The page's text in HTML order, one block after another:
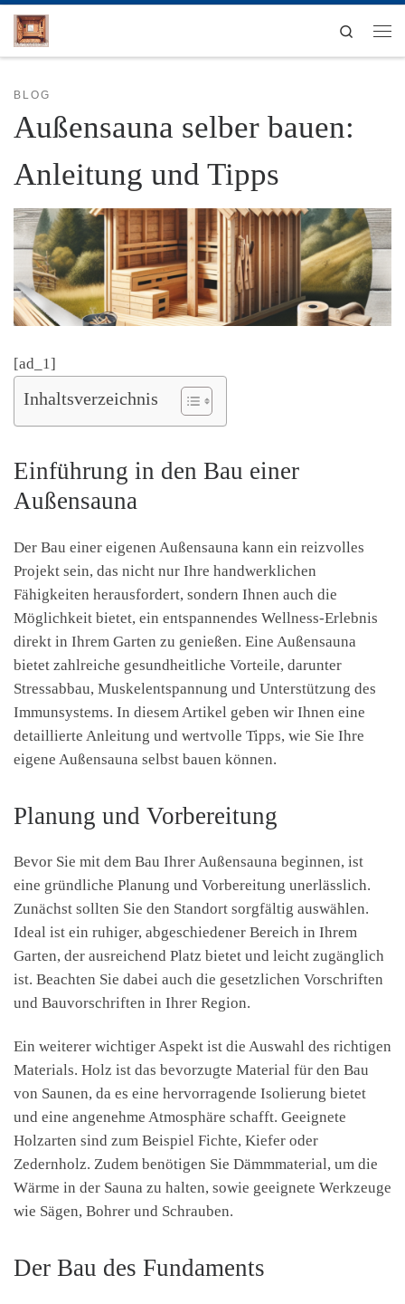
Zum Inhalt springen
Search
BLOG
Außensauna selber bauen:
Anleitung und Tipps
[ad_1]
Inhaltsverzeichnis
Einführung in den Bau einer
Außensauna
Der Bau einer eigenen Außensauna kann ein reizvolles
Projekt sein, das nicht nur Ihre handwerklichen
Fähigkeiten herausfordert, sondern Ihnen auch die
Möglichkeit bietet, ein entspannendes Wellness-Erlebnis
direkt in Ihrem Garten zu genießen. Eine Außensauna
bietet zahlreiche gesundheitliche Vorteile, darunter
Stressabbau, Muskelentspannung und Unterstützung des
Immunsystems. In diesem Artikel geben wir Ihnen eine
detaillierte Anleitung und wertvolle Tipps, wie Sie Ihre
eigene Außensauna selbst bauen können.
Planung und Vorbereitung
Bevor Sie mit dem Bau Ihrer Außensauna beginnen, ist
eine gründliche Planung und Vorbereitung unerlässlich.
Zunächst sollten Sie den Standort sorgfältig auswählen.
Ideal ist ein ruhiger, abgeschiedener Bereich in Ihrem
Garten, der ausreichend Platz bietet und leicht zugänglich
ist. Beachten Sie dabei auch die gesetzlichen Vorschriften
und Bauvorschriften in Ihrer Region.
Ein weiterer wichtiger Aspekt ist die Auswahl des richtigen
Materials. Holz ist das bevorzugte Material für den Bau
von Saunen, da es eine hervorragende Isolierung bietet
und eine angenehme Atmosphäre schafft. Geeignete
Holzarten sind zum Beispiel Fichte, Kiefer oder
Zedernholz. Zudem benötigen Sie Dämmmaterial, um die
Wärme in der Sauna zu halten, sowie geeignete Werkzeuge
wie Sägen, Bohrer und Schrauben.
Der Bau des Fundaments